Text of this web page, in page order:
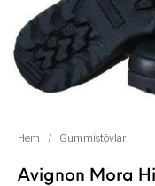
Hem / Gummistövlar
Avignon Mora